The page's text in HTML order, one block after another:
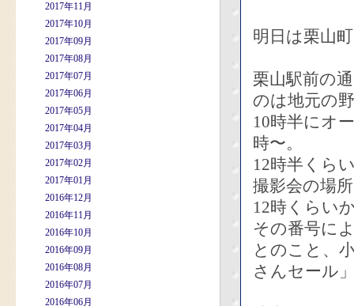
2017年11月
2017年10月
2017年09月
2017年08月
2017年07月
2017年06月
2017年05月
2017年04月
2017年03月
2017年02月
2017年01月
2016年12月
2016年11月
2016年10月
2016年09月
2016年08月
2016年07月
2016年06月
明日は栗山
栗山駅前の
のは地元の
10時半にオ
時〜。
12時半くら
撮影会の場
12時くらい
その番号に
とのこと、
さんセール